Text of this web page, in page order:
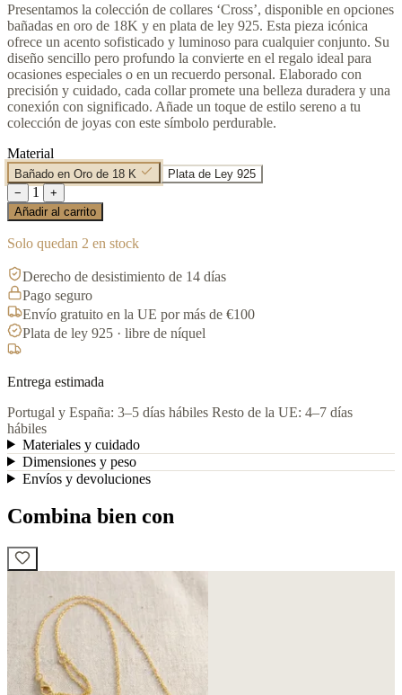
Presentamos la colección de collares ‘Cross’, disponible en opciones
bañadas en oro de 18K y en plata de ley 925. Esta pieza icónica
ofrece un acento sofisticado y luminoso para cualquier conjunto. Su
diseño sencillo pero profundo la convierte en el regalo ideal para
ocasiones especiales o en un recuerdo personal. Elaborado con
precisión y cuidado, cada collar promete una belleza duradera y una
conexión con significado. Añade un toque de estilo sereno a tu
colección de joyas con este símbolo perdurable.
Material
Bañado en Oro de 18 K
Plata de Ley 925
−
1
+
Añadir al carrito
Solo quedan 2 en stock
Derecho de desistimiento de 14 días
Pago seguro
Envío gratuito en la UE por más de €100
Plata de ley 925 · libre de níquel
Entrega estimada
Portugal y España: 3–5 días hábiles Resto de la UE: 4–7 días
hábiles
Materiales y cuidado
Dimensiones y peso
Envíos y devoluciones
Combina bien con